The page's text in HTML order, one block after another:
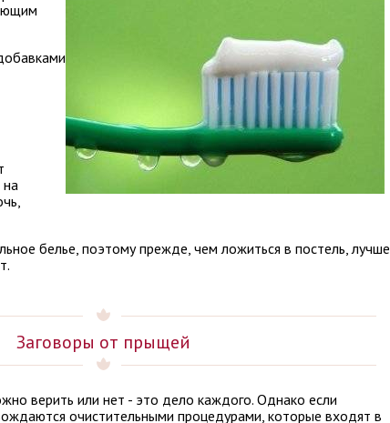
на
белье, поэтому прежде, чем ложиться в постель, лучше
Заговоры от прыщей
верить или нет - это дело каждого. Однако если
очистительными процедурами, которые входят в